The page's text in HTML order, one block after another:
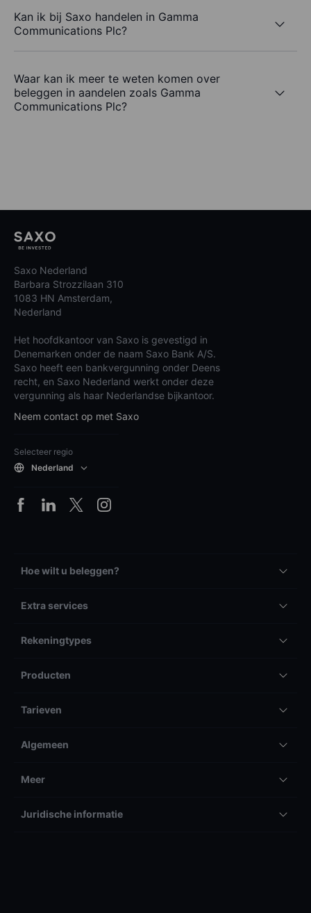
Kan ik bij Saxo handelen in Gamma
Communications Plc?
Waar kan ik meer te weten komen over
beleggen in aandelen zoals Gamma
Communications Plc?
Saxo Nederland
Barbara Strozzilaan 310
1083 HN Amsterdam,
Nederland
Het hoofdkantoor van Saxo is gevestigd in
Denemarken onder de naam Saxo Bank A/S.
Saxo heeft een bankvergunning onder Deens
recht, en Saxo Nederland werkt onder deze
vergunning als haar Nederlandse bijkantoor.
Neem contact op met Saxo
Selecteer regio
Nederland
Hoe wilt u beleggen?
Extra services
Rekeningtypes
Producten
Tarieven
Algemeen
Meer
Juridische informatie